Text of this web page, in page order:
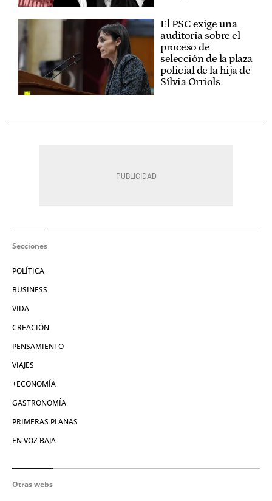
El PSC exige una
auditoría sobre el
proceso de
selección de la plaza
policial de la hija de
Sílvia Orriols
Secciones
POLÍTICA
BUSINESS
VIDA
CREACIÓN
PENSAMIENTO
VIAJES
+ECONOMÍA
GASTRONOMÍA
PRIMERAS PLANAS
EN VOZ BAJA
Otras webs